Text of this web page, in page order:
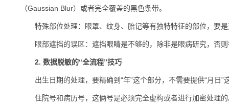
（Gaussian Blur）或者完全覆盖的黑色条带。
特殊部位处理：眼罩、纹身、胎记等有独特特征的部位，要是
眼部遮挡的误区：遮挡眼睛是不够的，除非是眼病研究，否则
2. 数据脱敏的“全流程”技巧
出生日期的处理，要精确到“年”这个部分，不需要提供“月日”
住院号和病历号，这俩号是必须完全虚构或者进行加密处理的